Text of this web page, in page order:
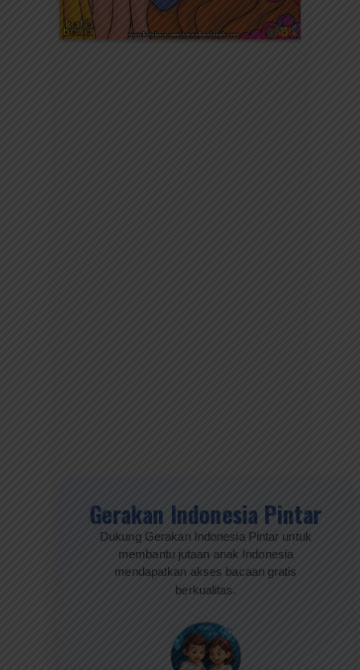
Gerakan Indonesia Pintar
Dukung Gerakan Indonesia Pintar untuk
membantu jutaan anak Indonesia
mendapatkan akses bacaan gratis
berkualitas.